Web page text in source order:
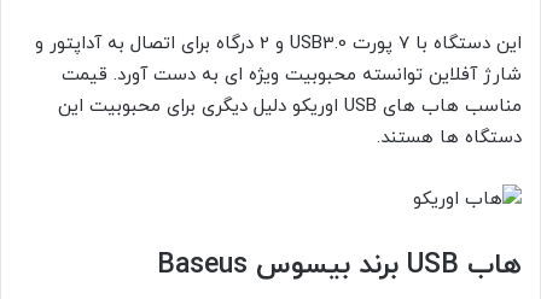
این دستگاه با ۷ پورت USB3.0 و 2 درگاه برای اتصال به آداپتور و
شارژ آفلاین توانسته محبوبیت ویژه ای به دست آورد. قیمت
مناسب هاب های USB اوریکو دلیل دیگری برای محبوبیت این
دستگاه ها هستند.
هاب USB برند بیسوس Baseus